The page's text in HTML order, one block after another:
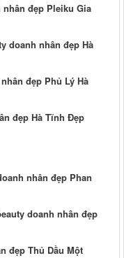
đẹp Pleiku Gia
doanh nhân đẹp Hà
đẹp Phủ Lý Hà
đẹp Hà Tĩnh Đẹp
nhân đẹp Phan
doanh nhân đẹp
đẹp Thủ Dầu Một